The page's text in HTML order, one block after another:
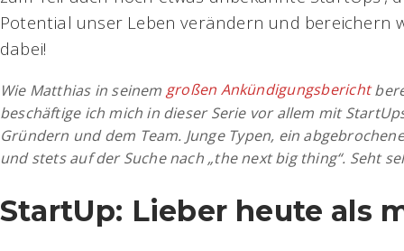
Potential unser Leben verändern und bereichern
dabei!
Wie Matthias in seinem großen Ankündigungsbericht
beschäftige ich mich in dieser Serie vor allem mit
Gründern und dem Team. Junge Typen, ein
und stets auf der Suche nach „the next big thing“. Seht
StartUp: Lieber heute als